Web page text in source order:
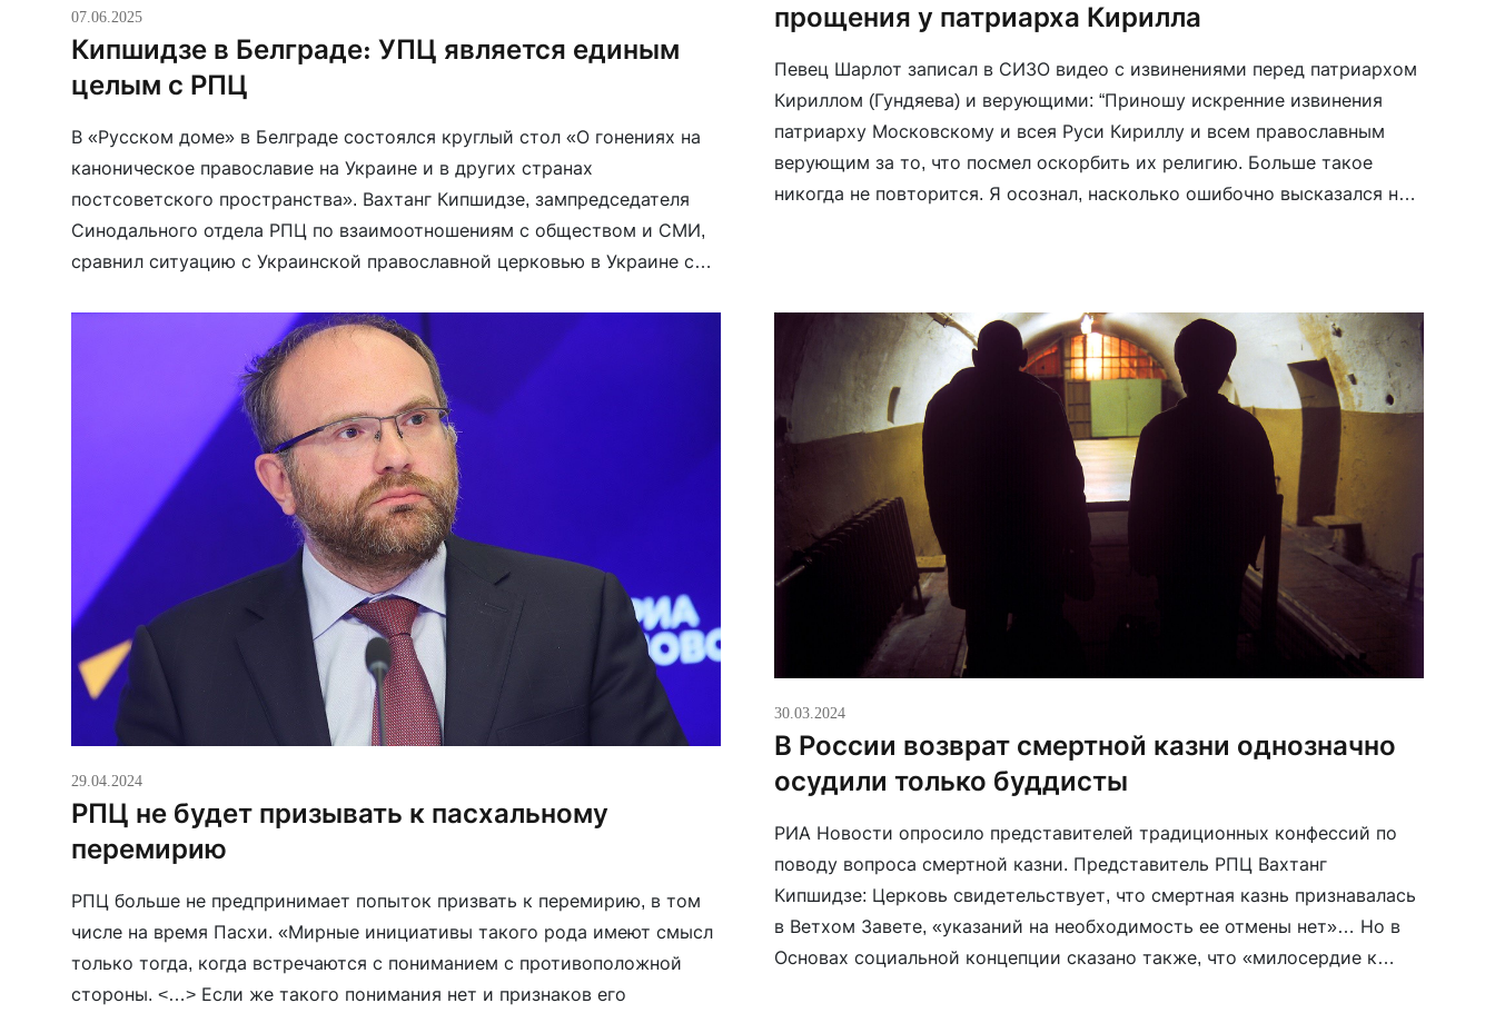
07.06.2025
Кипшидзе в Белграде: УПЦ является единым
целым с РПЦ
В «Русском доме» в Белграде состоялся круглый стол «О гонениях на
каноническое православие на Украине и в других странах
постсоветского пространства». Вахтанг Кипшидзе, зампредседателя
Синодального отдела РПЦ по взаимоотношениям с обществом и СМИ,
сравнил ситуацию с Украинской православной церковью в Украине со
расстрелы священнослужителей и подрывы […]
прощения у патриарха Кирилла
Певец Шарлот записал в СИЗО видео с извинениями перед патриархом
Кириллом (Гундяева) и верующими: “Приношу искренние извинения
патриарху Московскому и всея Руси Кириллу и всем православным
верующим за то, что посмел оскорбить их религию. Больше такое
никогда не повторится. Я осознал, насколько ошибочно высказался на
29.04.2024
РПЦ не будет призывать к пасхальному
перемирию
РПЦ больше не предпринимает попыток призвать к перемирию, в том
числе на время Пасхи. «Мирные инициативы такого рода имеют смысл
только тогда, когда встречаются с пониманием с противоположной
стороны. <…> Если же такого понимания нет и признаков его
30.03.2024
В России возврат смертной казни однозначно
осудили только буддисты
РИА Новости опросило представителей традиционных конфессий по
поводу вопроса смертной казни. Представитель РПЦ Вахтанг
Кипшидзе: Церковь свидетельствует, что смертная казнь признавалась
в Ветхом Завете, «указаний на необходимость ее отмены нет»… Но в
Основах социальной концепции сказано также, что «милосердие к